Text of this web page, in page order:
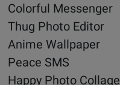
Colorful Messenger
Thug Photo Editor
Anime Wallpaper
Peace SMS
Happy Photo Collage